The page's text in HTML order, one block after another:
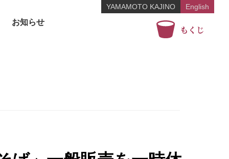
もくじ
お知らせ
YAMAMOTO KAJINO English